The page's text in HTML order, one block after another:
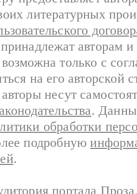
литературных
авторам
только с
на его авторской
несут
.
обработки
подробную
.
портала